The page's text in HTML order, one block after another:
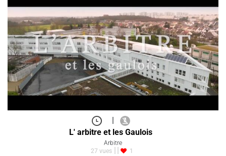
|
L' arbitre et les Gaulois
Arbitre
27 vues
1